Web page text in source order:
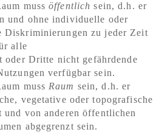
mussöffentlichsein, d.h. er
und ohne individuelle oder
Diskriminierungen zu jeder Zeit
alle
oder Dritte nicht gefährdende
verfügbar sein.
muss Raum sein, d.h. er
vegetative oder topografische
und von anderen öffentlichen
abgegrenzt sein.